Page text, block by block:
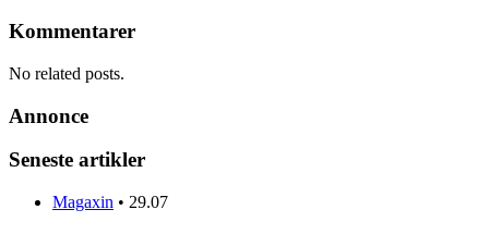
Kommentarer
No related posts.
Annonce
Seneste artikler
Magaxin • 29.07